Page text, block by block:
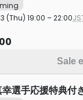
(Thu) 19:00 – 22:00
Sale
幸選手応援特典付